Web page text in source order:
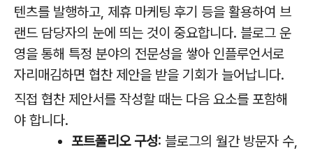
텐츠를 발행하고, 제휴 마케팅 후기 등을 활용하여 브
랜드 담당자의 눈에 띄는 것이 중요합니다. 블로그 운
영을 통해 특정 분야의 전문성을 쌓아 인플루언서로
자리매김하면 협찬 제안을 받을 기회가 늘어납니다.
직접 협찬 제안서를 작성할 때는 다음 요소를 포함해
야 합니다.
포트폴리오 구성: 블로그의 월간 방문자 수,